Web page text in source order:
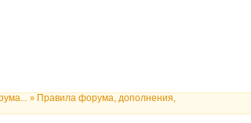
» Правила форума, дополнения,